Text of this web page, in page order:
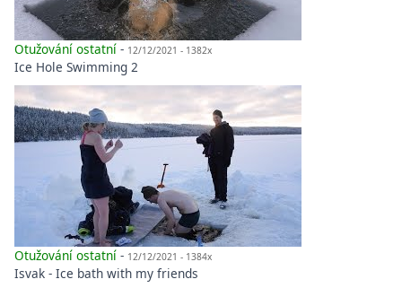
Otužování ostatní - 12/12/2021 - 1382x
Ice Hole Swimming 2
Otužování ostatní - 12/12/2021 - 1384x
Isvak - Ice bath with my friends